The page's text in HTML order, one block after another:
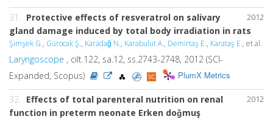
2012
31. Protective effects of resveratrol on salivary
gland damage induced by total body irradiation in rats
Şimşek G., Gürocak Ş., Karadaǧ N., Karabulut A., Demirtaş E., Karataş E., et al.
Laryngoscope , cilt.122, sa.12, ss.2743-2748, 2012 (SCI-
Expanded, Scopus)
PlumX Metrics
2012
32. Effects of total parenteral nutrition on renal
function in preterm neonate Erken doǧmuş